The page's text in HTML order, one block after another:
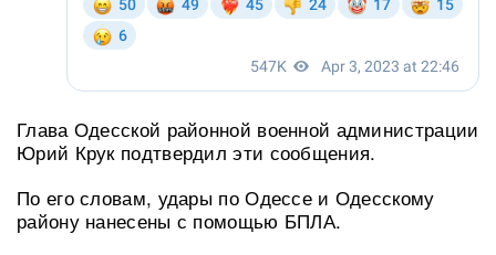
Глава Одесской районной военной администрации
Юрий Крук подтвердил эти сообщения.
По его словам, удары по Одессе и Одесскому
району нанесены с помощью БПЛА.